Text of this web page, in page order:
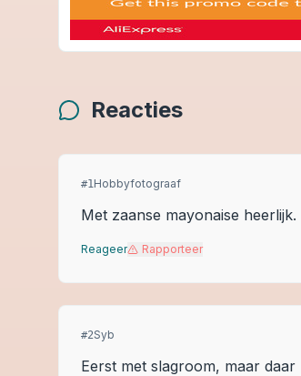
Reacties
#1Hobbyfotograaf
Met zaanse mayonaise heerlijk.
Reageer Rapporteer
#2Syb
Eerst met slagroom, maar